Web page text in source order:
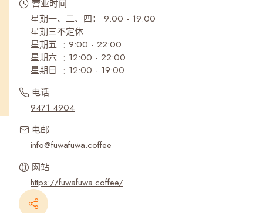
营业时间
星期一、二、四： 9:00 - 19:00
星期三不定休
星期五 ﹕9:00 - 22:00
星期六 ﹕12:00 - 22:00
星期日 ﹕12:00 - 19:00
电话
9471 4904
电邮
info@fuwafuwa.coffee
网站
https://fuwafuwa.coffee/